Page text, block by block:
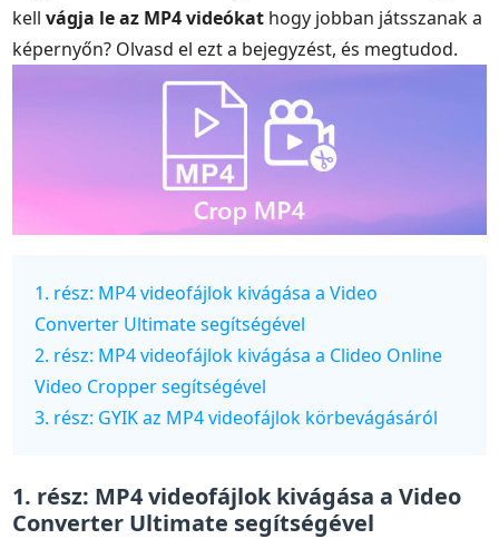
kellvágja le az MP4 videókat hogy jobban játsszanak a
képernyőn? Olvasd el ezt a bejegyzést, és megtudod.
1. rész: MP4 videofájlok kivágása a Video
Converter Ultimate segítségével
2. rész: MP4 videofájlok kivágása a Clideo Online
Video Cropper segítségével
3. rész: GYIK az MP4 videofájlok körbevágásáról
1. rész: MP4 videofájlok kivágása a Video
Converter Ultimate segítségével